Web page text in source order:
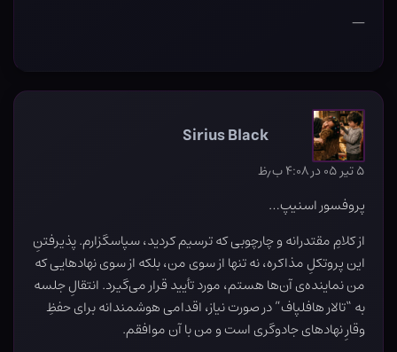
—
Sirius Black
۵ تیر ۰۵ در ۴:۰۸ ب٫ظ
پروفسور اسنیپ…
از کلامِ مقتدرانه و چارچوبی که ترسیم کردید، سپاسگزارم. پذیرفتنِ
این پروتکلِ مذاکره، نه تنها از سوی من، بلکه از سوی نهادهایی که
من نماینده‌ی آن‌ها هستم، مورد تأیید قرار می‌گیرد. انتقالِ جلسه
به “تالار هافلپاف” در صورت نیاز، اقدامی هوشمندانه برای حفظِ
وقارِ نهادهای جادوگری است و من با آن موافقم.